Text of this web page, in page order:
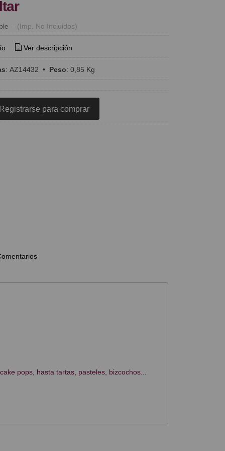
- (Imp. No Incluidos)
Ver descripción
: AZ14432 • Peso: 0,85 Kg
Registrarse para comprar
pops, hasta tartas, pasteles, bizcochos...